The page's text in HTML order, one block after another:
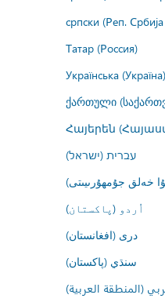
српски (Реп.
Татар (Россия)
Українська (Україна)
ქართული
Հայերեն
עברית (ישראל)
خەلق جۇمھۇرىيىتى)
اُردو (پاکستان)
درى (افغانستان)
سنڌي (پاکستان)
(المنطقة العربية)